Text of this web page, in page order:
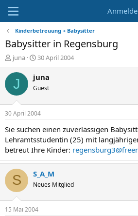
Kinderbetreuung + Babysitter
Babysitter in Regensburg
E
r
s
e
r
juna
E
r
s
e
t
a
m
30 April 2004
J juna
Guest
30 April 2004
Sie suchen einen zuverlässigen
Lehramtsstudentin (25) mit
betreut Ihre Kinder:
S S_A_M
Neues Mitglied
15 Mai 2004